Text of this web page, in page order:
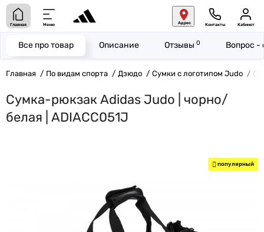
Главная Меню Адрес Контакты Кабинет
Главная По видам спорта Дзюдо Сумки с логотипом Judo
Сумка-рюкзак Adidas Judo | чорно/
белая | ADIACC051J
Все про товар Описание Отзывы 0 Вопрос -
популярный